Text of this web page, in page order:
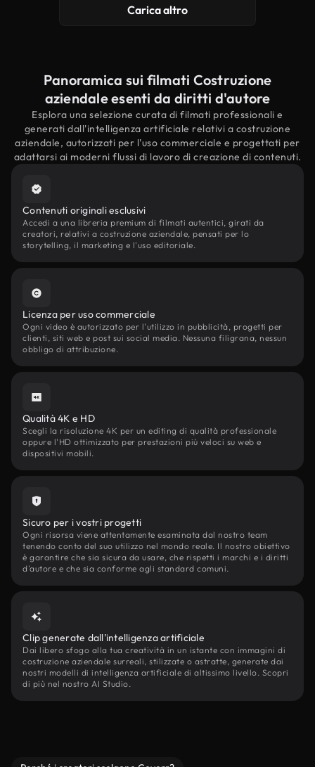
Carica altro
Panoramica sui filmati Costruzione
aziendale esenti da diritti d'autore
Esplora una selezione curata di filmati professionali e
generati dall'intelligenza artificiale relativi a costruzione
aziendale, autorizzati per l'uso commerciale e progettati per
adattarsi ai moderni flussi di lavoro di creazione di contenuti.
Contenuti originali esclusivi
Accedi a una libreria premium di filmati autentici, girati da
creatori, relativi a costruzione aziendale, pensati per lo
storytelling, il marketing e l'uso editoriale.
Licenza per uso commerciale
Ogni video è autorizzato per l'utilizzo in pubblicità, progetti per
clienti, siti web e post sui social media. Nessuna filigrana, nessun
obbligo di attribuzione.
Qualità 4K e HD
Scegli la risoluzione 4K per un editing di qualità professionale
oppure l'HD ottimizzato per prestazioni più veloci su web e
dispositivi mobili.
Sicuro per i vostri progetti
Ogni risorsa viene attentamente esaminata dal nostro team
tenendo conto del suo utilizzo nel mondo reale. Il nostro obiettivo
è garantire che sia sicura da usare, che rispetti i marchi e i diritti
d'autore e che sia conforme agli standard comuni.
Clip generate dall'intelligenza artificiale
Dai libero sfogo alla tua creatività in un istante con immagini di
costruzione aziendale surreali, stilizzate o astratte, generate dai
nostri modelli di intelligenza artificiale di altissimo livello. Scopri
di più nel nostro AI Studio.